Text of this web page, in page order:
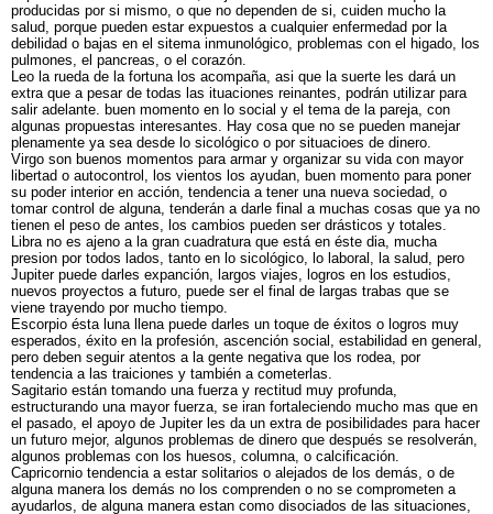
producidas por si mismo, o que no dependen de si, cuiden mucho la
salud, porque pueden estar expuestos a cualquier enfermedad por la
debilidad o bajas en el sitema inmunológico, problemas con el higado, los
pulmones, el pancreas, o el corazón.
Leo la rueda de la fortuna los acompaña, asi que la suerte les dará un
extra que a pesar de todas las ituaciones reinantes, podrán utilizar para
salir adelante. buen momento en lo social y el tema de la pareja, con
algunas propuestas interesantes. Hay cosa que no se pueden manejar
plenamente ya sea desde lo sicológico o por situacioes de dinero.
Virgo son buenos momentos para armar y organizar su vida con mayor
libertad o autocontrol, los vientos los ayudan, buen momento para poner
su poder interior en acción, tendencia a tener una nueva sociedad, o
tomar control de alguna, tenderán a darle final a muchas cosas que ya no
tienen el peso de antes, los cambios pueden ser drásticos y totales.
Libra no es ajeno a la gran cuadratura que está en éste dia, mucha
presion por todos lados, tanto en lo sicológico, lo laboral, la salud, pero
Jupiter puede darles expanción, largos viajes, logros en los estudios,
nuevos proyectos a futuro, puede ser el final de largas trabas que se
viene trayendo por mucho tiempo.
Escorpio ésta luna llena puede darles un toque de éxitos o logros muy
esperados, éxito en la profesión, ascención social, estabilidad en general,
pero deben seguir atentos a la gente negativa que los rodea, por
tendencia a las traiciones y también a cometerlas.
Sagitario están tomando una fuerza y rectitud muy profunda,
estructurando una mayor fuerza, se iran fortaleciendo mucho mas que en
el pasado, el apoyo de Jupiter les da un extra de posibilidades para hacer
un futuro mejor, algunos problemas de dinero que después se resolverán,
algunos problemas con los huesos, columna, o calcificación.
Capricornio tendencia a estar solitarios o alejados de los demás, o de
alguna manera los demás no los comprenden o no se comprometen a
ayudarlos, de alguna manera estan como disociados de las situaciones,